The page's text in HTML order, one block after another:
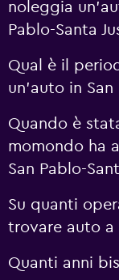
noleggia
Pablo-Santa
Qual è il
un'auto in San
Quando è
momondo ha
San Pablo-
Su quanti
trovare auto a
Quanti anni